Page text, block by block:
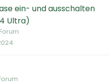
ein- und ausschalten
Ultra)